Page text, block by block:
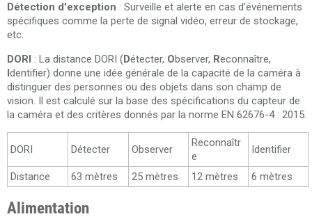
Détection d'exception : Surveille et alerte en cas d'événements
spécifiques comme la perte de signal vidéo, erreur de stockage,
etc.
DORI : La distance DORI (Détecter, Observer, Reconnaître,
Identifier) ​​donne une idée générale de la capacité de la caméra à
distinguer des personnes ou des objets dans son champ de
vision. Il est calculé sur la base des spécifications du capteur de
la caméra et des critères donnés par la norme EN 62676-4 : 2015.
DORI Détecter Observer
Reconnaîtr
e
Identifier
Distance 63 mètres 25 mètres 12 mètres 6 mètres
Alimentation